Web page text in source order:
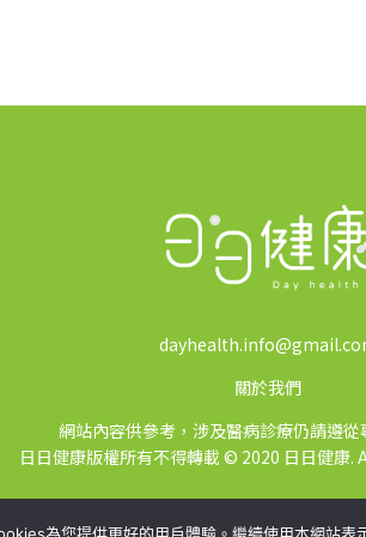
關於我們
網站內容供參考，涉及醫病診療仍請遵從
日日健康版權所有不得轉載 © 2020 日日健康.